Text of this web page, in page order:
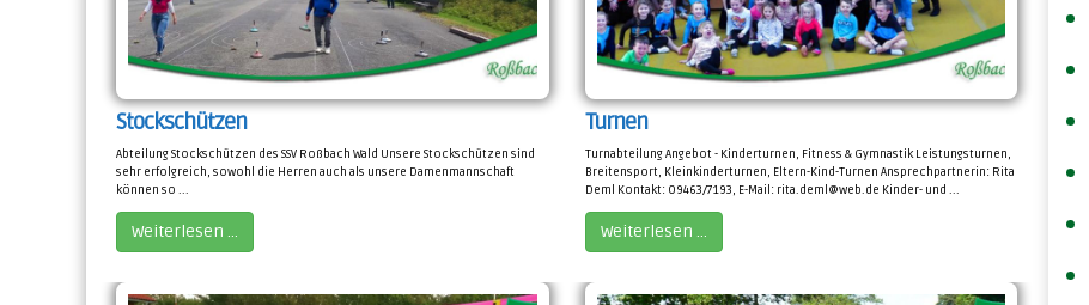
Stockschützen
Abteilung Stockschützen des SSV Roßbach Wald Unsere Stockschützen sind
sehr erfolgreich, sowohl die Herren auch als unsere Damenmannschaft
können so ...
Weiterlesen …
Turnen
Turnabteilung Angebot - Kinderturnen, Fitness & Gymnastik Leistungsturnen,
Breitensport, Kleinkinderturnen, Eltern-Kind-Turnen Ansprechpartnerin: Rita
Deml Kontakt: 09463/7193, E-Mail: rita.deml@web.de Kinder- und ...
Weiterlesen …